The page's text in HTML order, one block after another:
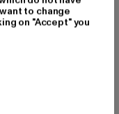
to change
on "Accept" you